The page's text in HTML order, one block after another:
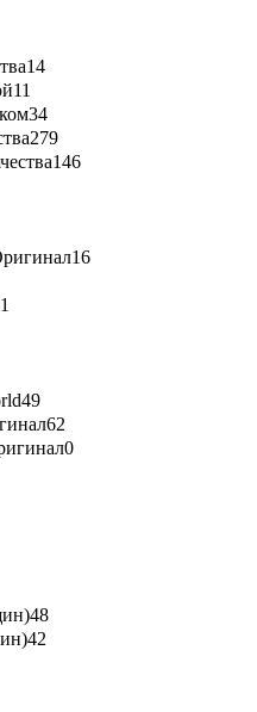
14
11
34
279
146
16
49
62
0
48
42